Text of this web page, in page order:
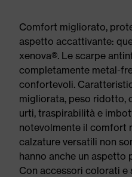
Comfort migliorato,
aspetto accattivante:
xenova®. Le scarpe
completamente metal-
confortevoli.
migliorata, peso ridotto,
urti, traspirabilità e
notevolmente il comfort
calzature versatili non
hanno anche un aspetto
Con accessori colorati e